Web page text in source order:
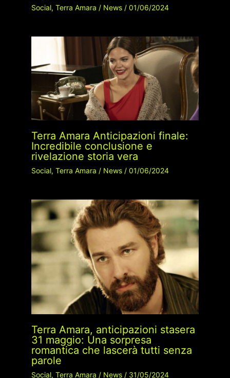
Social, Terra Amara / News/ 01/06/2024
Terra Amara Anticipazioni finale:
Incredibile conclusione e
rivelazione storia vera
Social, Terra Amara / News/ 01/06/2024
Terra Amara, anticipazioni stasera
31 maggio: Una sorpresa
romantica che lascerà tutti senza
parole
Social, Terra Amara / News/ 31/05/2024